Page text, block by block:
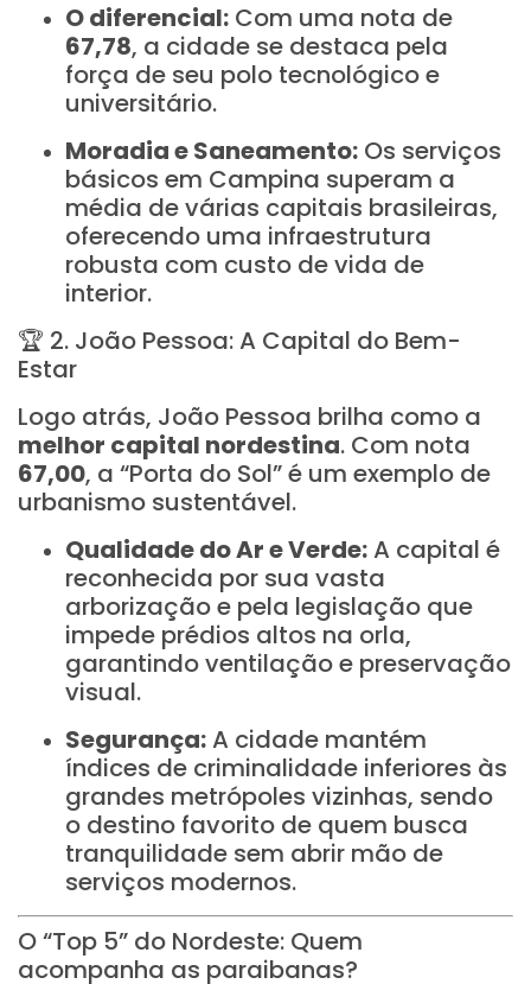
O diferencial: Com uma nota de
67,78, a cidade se destaca pela
força de seu polo tecnológico e
universitário.
Moradia e Saneamento: Os serviços
básicos em Campina superam a
média de várias capitais brasileiras,
oferecendo uma infraestrutura
robusta com custo de vida de
interior.
🏆 2. João Pessoa: A Capital do Bem-
Estar
Logo atrás, João Pessoa brilha como a
melhor capital nordestina. Com nota
67,00, a “Porta do Sol” é um exemplo de
urbanismo sustentável.
Qualidade do Ar e Verde:A capital é
reconhecida por sua vasta
arborização e pela legislação que
impede prédios altos na orla,
garantindo ventilação e preservação
visual.
Segurança:A cidade mantém
índices de criminalidade inferiores às
grandes metrópoles vizinhas, sendo
o destino favorito de quem busca
tranquilidade sem abrir mão de
serviços modernos.
O “Top 5” do Nordeste: Quem
acompanha as paraibanas?